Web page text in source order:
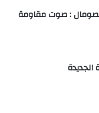
: صوت مقاومة
الجديدة